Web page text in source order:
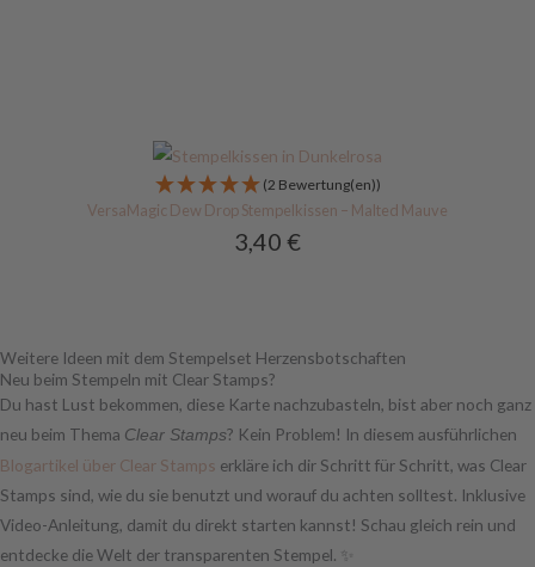
(2 Bewertung(en))
VersaMagic Dew Drop Stempelkissen – Malted Mauve
3,40 €
Weitere Ideen mit dem Stempelset Herzensbotschaften
Neu beim Stempeln mit Clear Stamps?
Du hast Lust bekommen, diese Karte nachzubasteln, bist aber noch ganz
neu beim Thema Clear Stamps? Kein Problem! In diesem ausführlichen
Blogartikel über Clear Stamps erkläre ich dir Schritt für Schritt, was Clear
Stamps sind, wie du sie benutzt und worauf du achten solltest. Inklusive
Video-Anleitung, damit du direkt starten kannst! Schau gleich rein und
entdecke die Welt der transparenten Stempel. ✨